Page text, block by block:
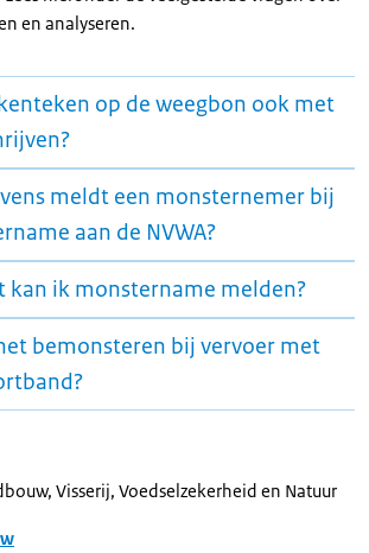
en analyseren.
op de weegbon ook met
meldt een monsternemer bij
aan de NVWA?
kan ik monstername melden?
bemonsteren bij vervoer met
Visserij, Voedselzekerheid en Natuur